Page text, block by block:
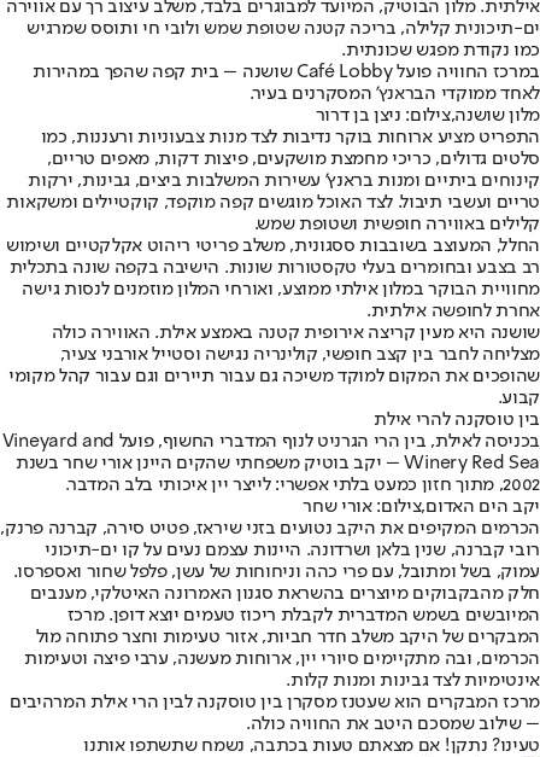
אילתית. מלון הבוטיק, המיועד למבוגרים בלבד, משלב עיצוב רך עם אווירה
ים-תיכונית קלילה, בריכה קטנה שטופת שמש ולובי חי ותוסס שמרגיש
כמו נקודת מפגש שכונתית.
במרכז החוויה פועל Café Lobby שושנה – בית קפה שהפך במהירות
לאחד ממוקדי הבראנץ' המסקרנים בעיר.
מלון שושנה,צילום: ניצן בן דרור
התפריט מציע ארוחות בוקר נדיבות לצד מנות צבעוניות ורעננות, כמו
סלטים גדולים, כריכי מחמצת מושקעים, פיצות דקות, מאפים טריים,
קינוחים ביתיים ומנות בראנץ' עשירות המשלבות ביצים, גבינות, ירקות
טריים ועשבי תיבול. לצד האוכל מוגשים קפה מוקפד, קוקטיילים ומשקאות
קלילים באווירה חופשית ושטופת שמש.
החלל, המעוצב בשובבות ססגונית, משלב פריטי ריהוט אקלקטיים ושימוש
רב בצבע ובחומרים בעלי טקסטורות שונות. הישיבה בקפה שונה בתכלית
מחוויית הבוקר במלון אילתי ממוצע, ואורחי המלון מוזמנים לנסות גישה
אחרת לחופשה אילתית.
שושנה היא מעין קריצה אירופית קטנה באמצע אילת. האווירה כולה
מצליחה לחבר בין קצב חופשי, קולינריה נגישה וסטייל אורבני צעיר,
שהופכים את המקום למוקד משיכה גם עבור תיירים וגם עבור קהל מקומי
קבוע.
בין טוסקנה להרי אילת
בכניסה לאילת, בין הרי הגרניט לנוף המדברי החשוף, פועל Vineyard and
Winery Red Sea – יקב בוטיק משפחתי שהקים היינן אורי שחר בשנת
2002, מתוך חזון כמעט בלתי אפשרי: לייצר יין איכותי בלב המדבר.
יקב הים האדום,צילום: אורי שחר
הכרמים המקיפים את היקב נטועים בזני שיראז, פטיט סירה, קברנה פרנק,
רובי קברנה, שנין בלאן ושרדונה. היינות עצמם נעים על קו ים-תיכוני
עמוק, בשל ומתובל, עם פרי כהה וניחוחות של עשן, פלפל שחור ואספרסו.
חלק מהבקבוקים מיוצרים בהשראת סגנון האמרונה האיטלקי, מענבים
המיובשים בשמש המדברית לקבלת ריכוז טעמים יוצא דופן. מרכז
המבקרים של היקב משלב חדר חביות, אזור טעימות וחצר פתוחה מול
הכרמים, ובה מתקיימים סיורי יין, ארוחות מעשנה, ערבי פיצה וטעימות
אינטימיות לצד גבינות ומנות קלות.
מרכז המבקרים הוא שעטנז מסקרן בין טוסקנה לבין הרי אילת המרהיבים
– שילוב שמסכם היטב את החוויה כולה.
טעינו? נתקן! אם מצאתם טעות בכתבה, נשמח שתשתפו אותנו